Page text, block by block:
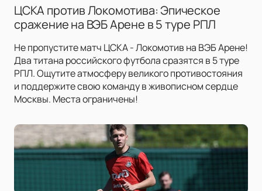
ЦСКА против Локомотива: Эпическое
сражение на ВЭБ Арене в 5 туре РПЛ
Не пропустите матч ЦСКА - Локомотив на ВЭБ Арене!
Два титана российского футбола сразятся в 5 туре
РПЛ. Ощутите атмосферу великого противостояния
и поддержите свою команду в живописном сердце
Москвы. Места ограничены!